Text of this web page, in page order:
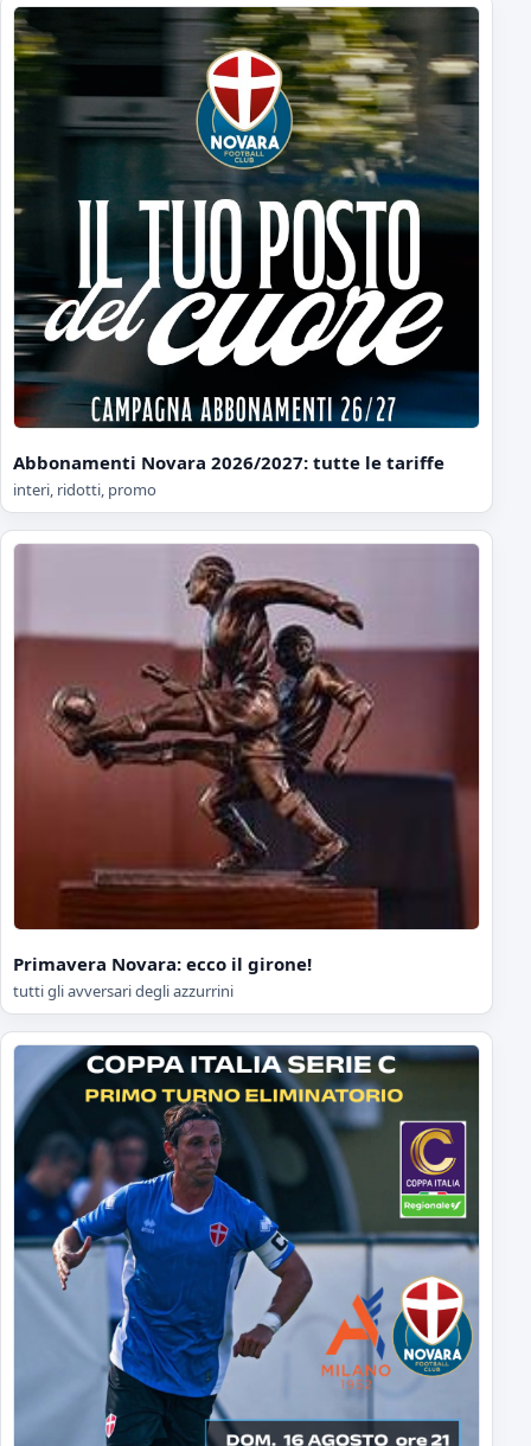
Abbonamenti Novara 2026/2027: tutte le tariffe
interi, ridotti, promo
Primavera Novara: ecco il girone!
tutti gli avversari degli azzurrini